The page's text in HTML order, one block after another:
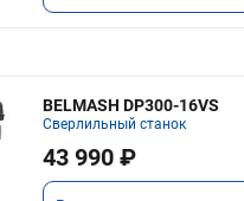
BELMASH DP300-16VS
Сверлильный станок
43 990 ₽